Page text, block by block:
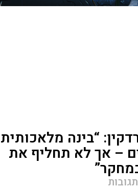
“בינה מלאכותית
– אך לא תחליף את